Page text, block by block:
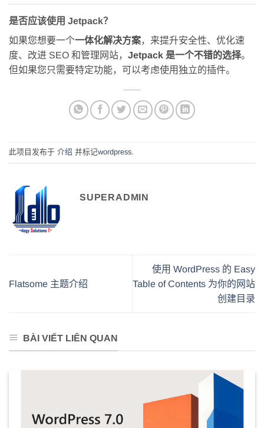
是否应该使用 Jetpack？
如果您想要一个一体化解决方案，来提升安全性、优化速
度、改进 SEO 和管理网站， Jetpack 是一个不错的选择。
但如果您只需要特定功能，可以考虑使用独立的插件。
此项目发布于 介绍 并标记wordpress.
SUPERADMIN
Flatsome 主题介绍
使用 WordPress 的 Easy
Table of Contents 为你的网站
创建目录
BÀI VIẾT LIÊN QUAN